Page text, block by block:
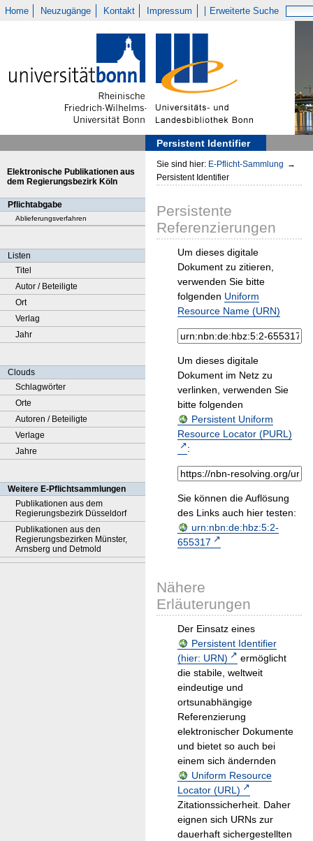
Home Neuzugänge Kontakt Impressum Erweiterte Suche
Persistent Identifier
Elektronische Publikationen aus
dem Regierungsbezirk Köln
Pflichtabgabe
Ablieferungsverfahren
Listen
Titel
Autor / Beteiligte
Ort
Verlag
Jahr
Clouds
Schlagwörter
Orte
Autoren / Beteiligte
Verlage
Jahre
Weitere E-Pflichtsammlungen
Publikationen aus dem
Regierungsbezirk Düsseldorf
Publikationen aus den
Regierungsbezirken Münster,
Arnsberg und Detmold
Sie sind hier: E-Pflicht-Sammlung →
Persistent Identifier
Persistente
Referenzierungen
Um dieses digitale
Dokument zu zitieren,
verwenden Sie bitte
folgenden Uniform
Resource Name (URN)
Um dieses digitale
Dokument im Netz zu
verlinken, verwenden Sie
bitte folgenden
Persistent Uniform
Resource Locator (PURL)
:
Sie können die Auflösung
des Links auch hier testen:
urn:nbn:de:hbz:5:2-
655317
Nähere
Erläuterungen
Der Einsatz eines
Persistent Identifier
(hier: URN)
ermöglicht
die stabile, weltweit
eindeutige und
ortsunabhängige
Referenzierung
elektronischer Dokumente
und bietet so auch bei
einem sich ändernden
Uniform Resource
Locator (URL)
Zitationssicherheit. Daher
eignen sich URNs zur
dauerhaft sichergestellten